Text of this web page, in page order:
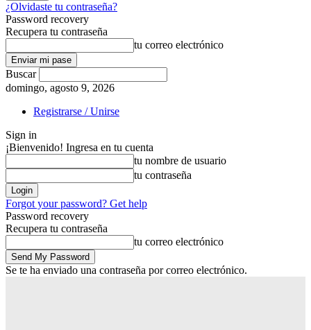
¿Olvidaste tu contraseña?
Password recovery
Recupera tu contraseña
tu correo electrónico
Buscar
domingo, agosto 9, 2026
Registrarse / Unirse
Sign in
¡Bienvenido! Ingresa en tu cuenta
tu nombre de usuario
tu contraseña
Forgot your password? Get help
Password recovery
Recupera tu contraseña
tu correo electrónico
Se te ha enviado una contraseña por correo electrónico.